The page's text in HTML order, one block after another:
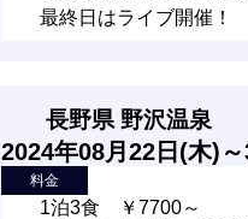
最終日はライブ開催！
長野県 野沢温泉
2024年08月22日(木)～
料金
1泊3食 ￥7700～